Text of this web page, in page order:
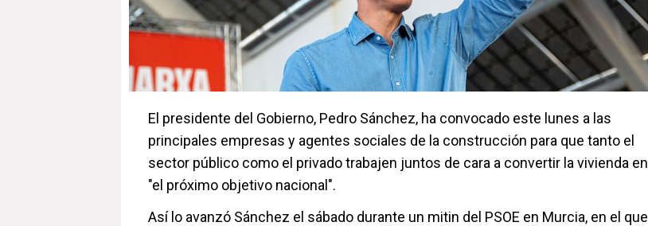
El presidente del Gobierno, Pedro Sánchez, ha convocado este lunes a las
principales empresas y agentes sociales de la construcción para que tanto el
sector público como el privado trabajen juntos de cara a convertir la vivienda en
"el próximo objetivo nacional".
Así lo avanzó Sánchez el sábado durante un mitin del PSOE en Murcia, en el que